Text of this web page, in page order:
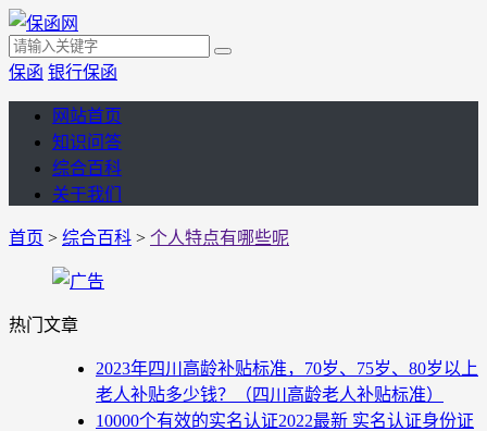
保函 银行保函
网站首页
知识问答
综合百科
关于我们
首页 > 综合百科 > 个人特点有哪些呢
热门文章
2023年四川高龄补贴标准，70岁、75岁、80岁以上
老人补贴多少钱？（四川高龄老人补贴标准）
10000个有效的实名认证2022最新 实名认证身份证